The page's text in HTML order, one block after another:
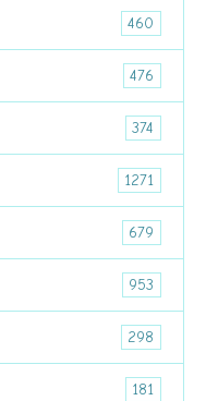
460
476
374
1271
679
953
298
181